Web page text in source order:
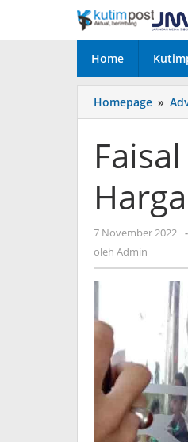
konten
Home
Homepage »
7 November 2022 -
oleh Admin